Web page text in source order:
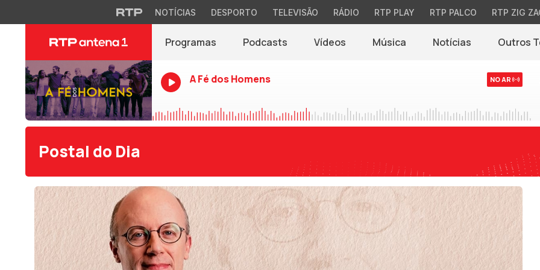
NOTÍCIAS DESPORTO TELEVISÃO RÁDIO RTP PLAY RTP PALCO RTP ZIG
Programas Podcasts Vídeos Música Notícias(abre em nova
Outros
A Fé dos Homens NO AR
Postal do Dia